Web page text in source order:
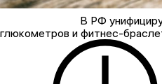
В РФ
глюкометров и фитнес-